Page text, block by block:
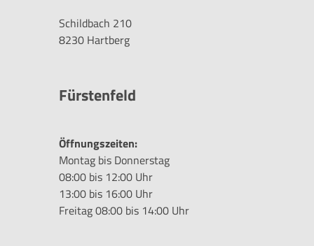
Schildbach 210
8230 Hartberg
Fürstenfeld
Öffnungszeiten:
Montag bis Donnerstag
08:00 bis 12:00 Uhr
13:00 bis 16:00 Uhr
Freitag 08:00 bis 14:00 Uhr